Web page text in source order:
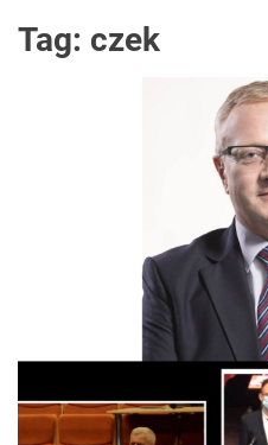
Tag: czek